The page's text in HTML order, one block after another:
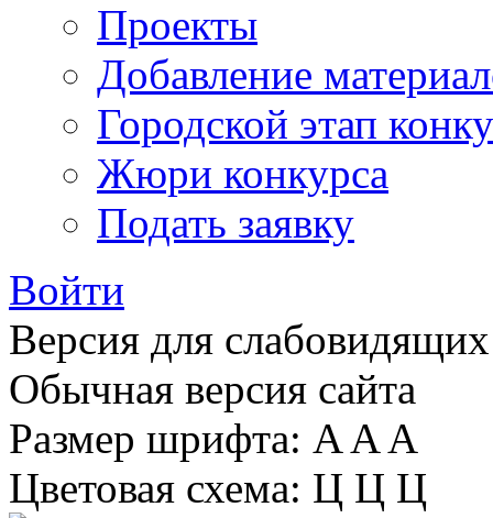
Проекты
Добавление
Городской этап
Жюри конкурса
Подать заявку
Войти
Версия для слабовидящих
Обычная версия сайта
Размер шрифта: A A A
Цветовая схема: Ц Ц Ц